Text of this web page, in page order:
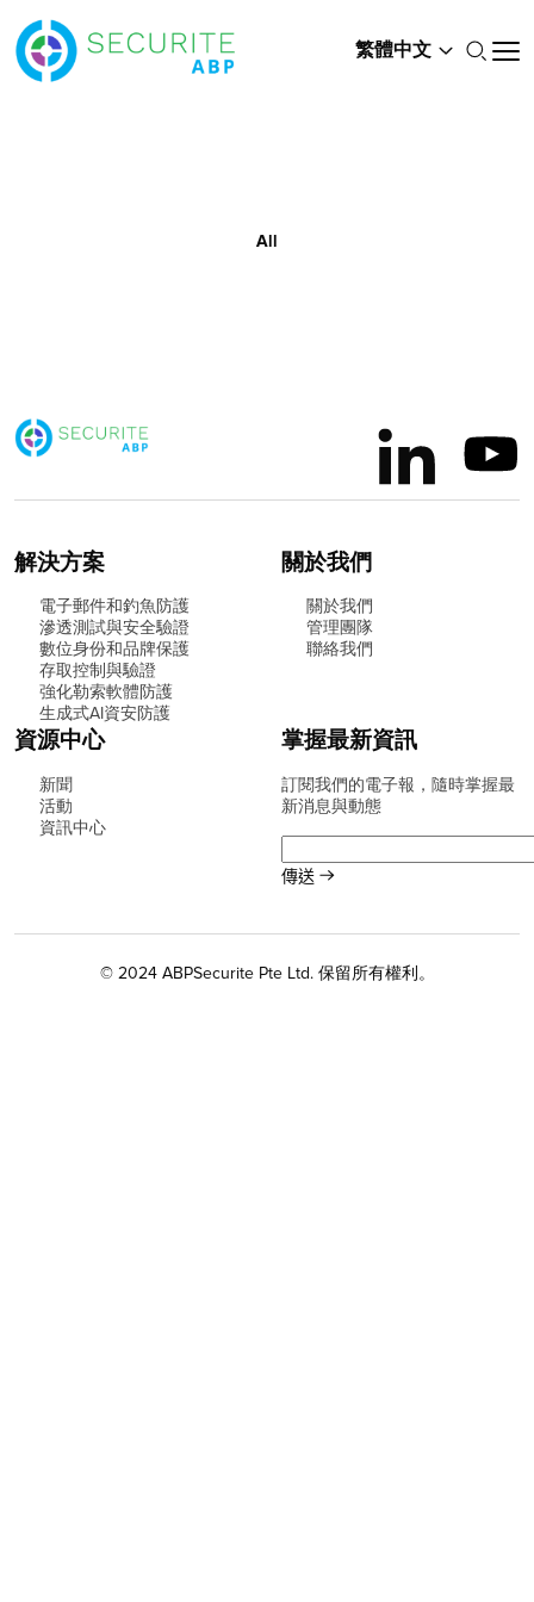
繁體中文
All
解決方案
電子郵件和釣魚防護
滲透測試與安全驗證
數位身份和品牌保護
存取控制與驗證
強化勒索軟體防護
生成式AI資安防護
關於我們
關於我們
管理團隊
聯絡我們
資源中心
新聞
活動
資訊中心
掌握最新資訊
訂閱我們的電子報，隨時掌握最
新消息與動態
© 2024 ABPSecurite Pte Ltd. 保留所有權利。